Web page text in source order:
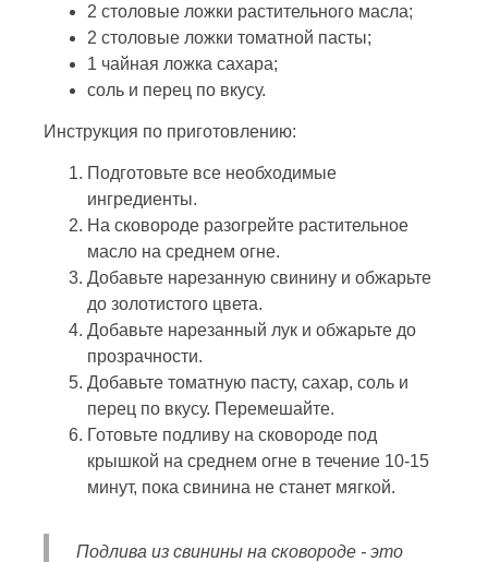
2 столовые ложки растительного масла;
2 столовые ложки томатной пасты;
1 чайная ложка сахара;
соль и перец по вкусу.
Инструкция по приготовлению:
Подготовьте все необходимые
ингредиенты.
На сковороде разогрейте растительное
масло на среднем огне.
Добавьте нарезанную свинину и обжарьте
до золотистого цвета.
Добавьте нарезанный лук и обжарьте до
прозрачности.
Добавьте томатную пасту, сахар, соль и
перец по вкусу. Перемешайте.
Готовьте подливу на сковороде под
крышкой на среднем огне в течение 10-15
минут, пока свинина не станет мягкой.
Подлива из свинины на сковороде - это